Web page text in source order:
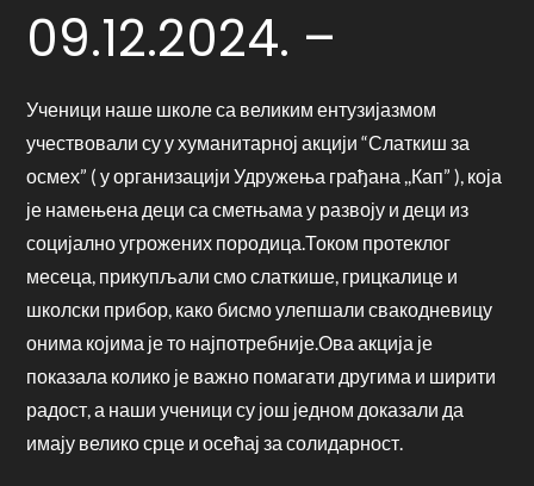
09.12.2024. –
Ученици наше школе са великим ентузијазмом
учествовали су у хуманитарној акцији “Слаткиш за
осмех” ( у организацији Удружења грађана ,,Кап” ), која
је намењена деци са сметњама у развоју и деци из
социјално угрожених породица.Током протеклог
месеца, прикупљали смо слаткише, грицкалице и
школски прибор, како бисмо улепшали свакодневицу
онима којима је то најпотребније.Ова акција је
показала колико је важно помагати другима и ширити
радост, а наши ученици су још једном доказали да
имају велико срце и осећај за солидарност.